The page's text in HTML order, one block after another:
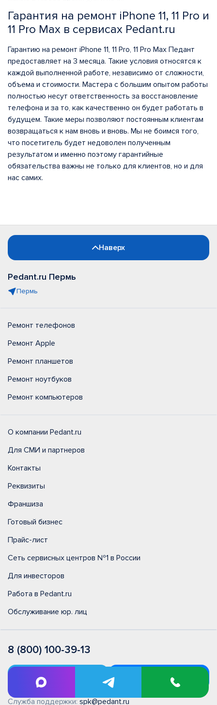
Гарантия на ремонт iPhone 11, 11 Pro и
11 Pro Max в сервисах Pedant.ru
Гарантию на ремонт iPhone 11, 11 Pro, 11 Pro Max Педант
предоставляет на 3 месяца. Такие условия относятся к
каждой выполненной работе, независимо от сложности,
объема и стоимости. Мастера с большим опытом работы
полностью несут ответственность за восстановление
телефона и за то, как качественно он будет работать в
будущем. Такие меры позволяют постоянным клиентам
возвращаться к нам вновь и вновь. Мы не боимся того,
что посетитель будет недоволен полученным
результатом и именно поэтому гарантийные
обязательства важны не только для клиентов, но и для
нас самих.
Наверх
Pedant.ru Пермь
Пермь
Ремонт телефонов
Ремонт Apple
Ремонт планшетов
Ремонт ноутбуков
Ремонт компьютеров
О компании Pedant.ru
Для СМИ и партнеров
Контакты
Реквизиты
Франшиза
Готовый бизнес
Прайс-лист
Сеть сервисных центров №1 в России
Для инвесторов
Работа в Pedant.ru
Обслуживание юр. лиц
8 (800) 100-39-13
Служба поддержки: spk@pedant.ru